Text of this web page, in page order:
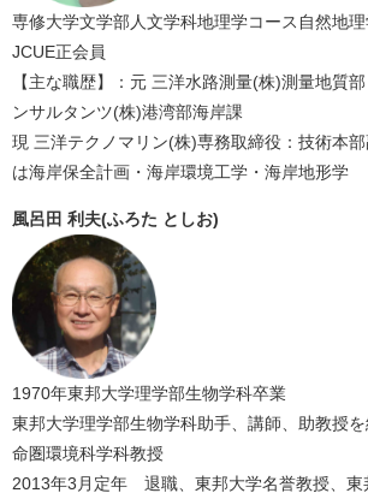
専修大学文学部人文学科地理学コース自然地
JCUE正会員
【主な職歴】：元 三洋水路測量(株)測量地質
ンサルタンツ(株)港湾部海岸課
現 三洋テクノマリン(株)専務取締役：技術本
は海岸保全計画・海岸環境工学・海岸地形学
風呂田 利夫(ふろた としお)
1970年東邦大学理学部生物学科卒業
東邦大学理学部生物学科助手、講師、助教授
命圏環境科学科教授
2013年3月定年 退職、東邦大学名誉教授、東